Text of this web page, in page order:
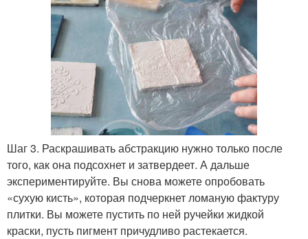
Шаг 3. Раскрашивать абстракцию нужно только после
того, как она подсохнет и затвердеет. А дальше
экспериментируйте. Вы снова можете опробовать
«сухую кисть», которая подчеркнет ломаную фактуру
плитки. Вы можете пустить по ней ручейки жидкой
краски, пусть пигмент причудливо растекается.